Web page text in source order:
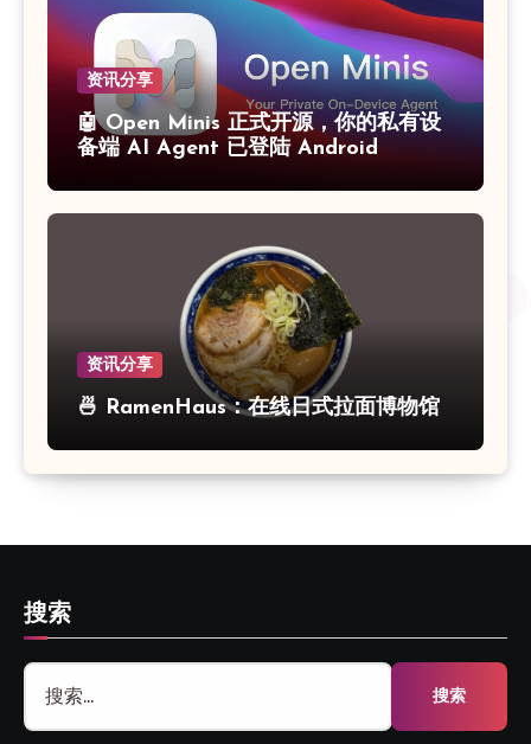
资讯分享
🤖 Open Minis 正式开源，你的私有设
备端 AI Agent 已登陆 Android
资讯分享
🍜 RamenHaus：在线日式拉面博物馆
搜索
搜
索：